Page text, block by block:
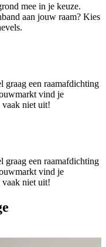
mee in je keuze.
aan jouw raam? Kies
graag een raamafdichting
vind je
vaak niet uit!
graag een raamafdichting
vind je
vaak niet uit!